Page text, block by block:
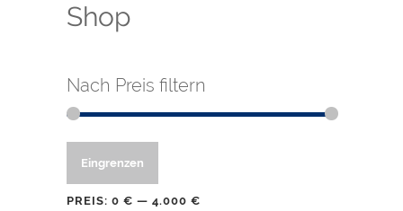
Shop
Nach Preis filtern
Eingrenzen
PREIS: 0 € — 4.000 €